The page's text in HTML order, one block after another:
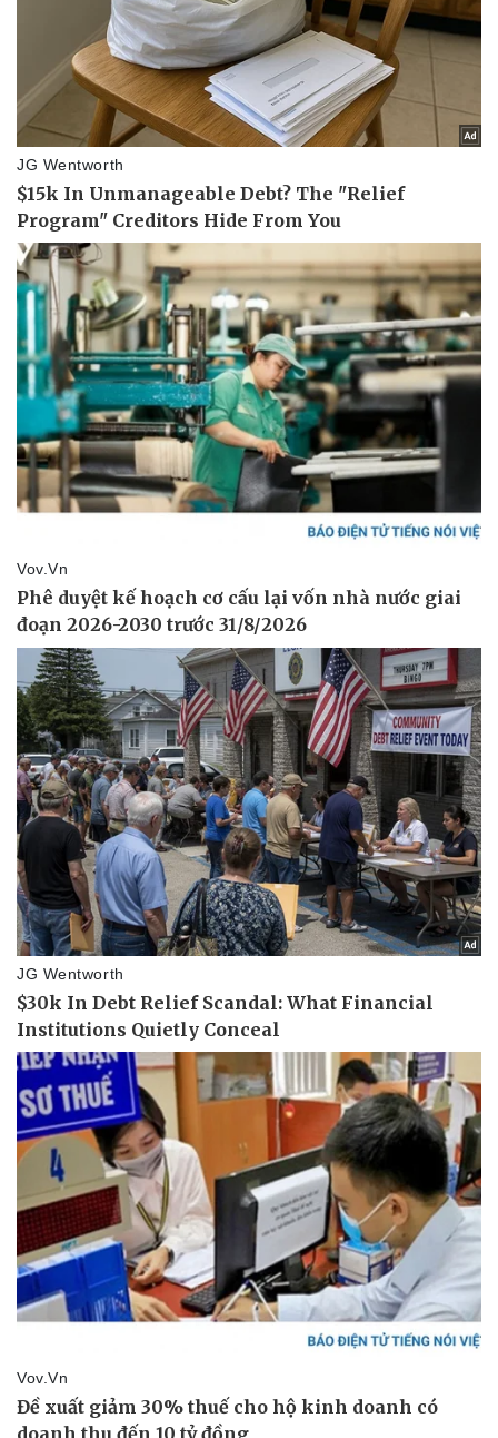
Pháp luật
Vụ án
Tư vấn luật
Quân sự - Quốc phòng
Vũ khí
Phân tích
Thể thao
Bóng đá
Thế giới thể thao
eSports
Hậu trường
Ô tô - Xe máy
Ô tô
Xe máy